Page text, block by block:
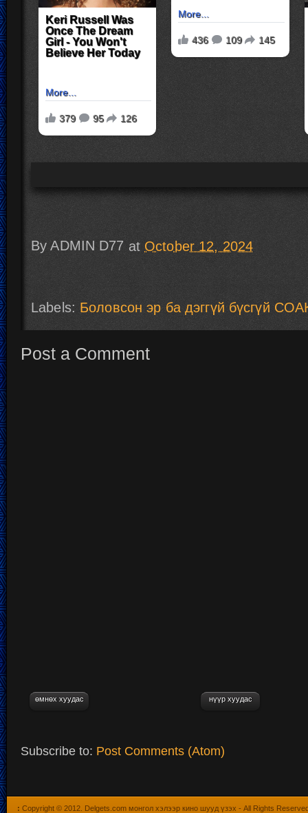
ByADMIN D77 at October 12, 2024
Labels: Боловсон эр ба дэггүй бүсгүй
Post a Comment
өмнөх хуудас нүүр хуудас
Subscribe to: Post Comments (Atom)
: Copyright © 2012. Delgets.com монгол хэлээр кино шууд үзэх - All Rights